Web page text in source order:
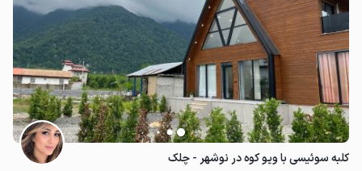
کلبه سوئیسی با ویو کوه در نوشهر - چلک